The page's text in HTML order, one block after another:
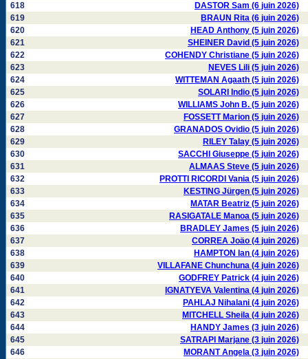
618
DASTOR Sam (6 juin 2026)
619
BRAUN Rita (6 juin 2026)
620
HEAD Anthony (5 juin 2026)
621
SHEINER David (5 juin 2026)
622
COHENDY Christiane (5 juin 2026)
623
NEVES Lili (5 juin 2026)
624
WITTEMAN Agaath (5 juin 2026)
625
SOLARI Indio (5 juin 2026)
626
WILLIAMS John B. (5 juin 2026)
627
FOSSETT Marion (5 juin 2026)
628
GRANADOS Ovidio (5 juin 2026)
629
RILEY Talay (5 juin 2026)
630
SACCHI Giuseppe (5 juin 2026)
631
ALMAAS Steve (5 juin 2026)
632
PROTTI RICORDI Vania (5 juin 2026)
633
KESTING Jürgen (5 juin 2026)
634
MATAR Beatriz (5 juin 2026)
635
RASIGATALE Manoa (5 juin 2026)
636
BRADLEY James (5 juin 2026)
637
CORREA Joäo (4 juin 2026)
638
HAMPTON Ian (4 juin 2026)
639
VILLAFANE Chunchuna (4 juin 2026)
640
GODFREY Patrick (4 juin 2026)
641
IGNATYEVA Valentina (4 juin 2026)
642
PAHLAJ Nihalani (4 juin 2026)
643
MITCHELL Sheila (4 juin 2026)
644
HANDY James (3 juin 2026)
645
SATRAPI Marjane (3 juin 2026)
646
MORANT Angela (3 juin 2026)